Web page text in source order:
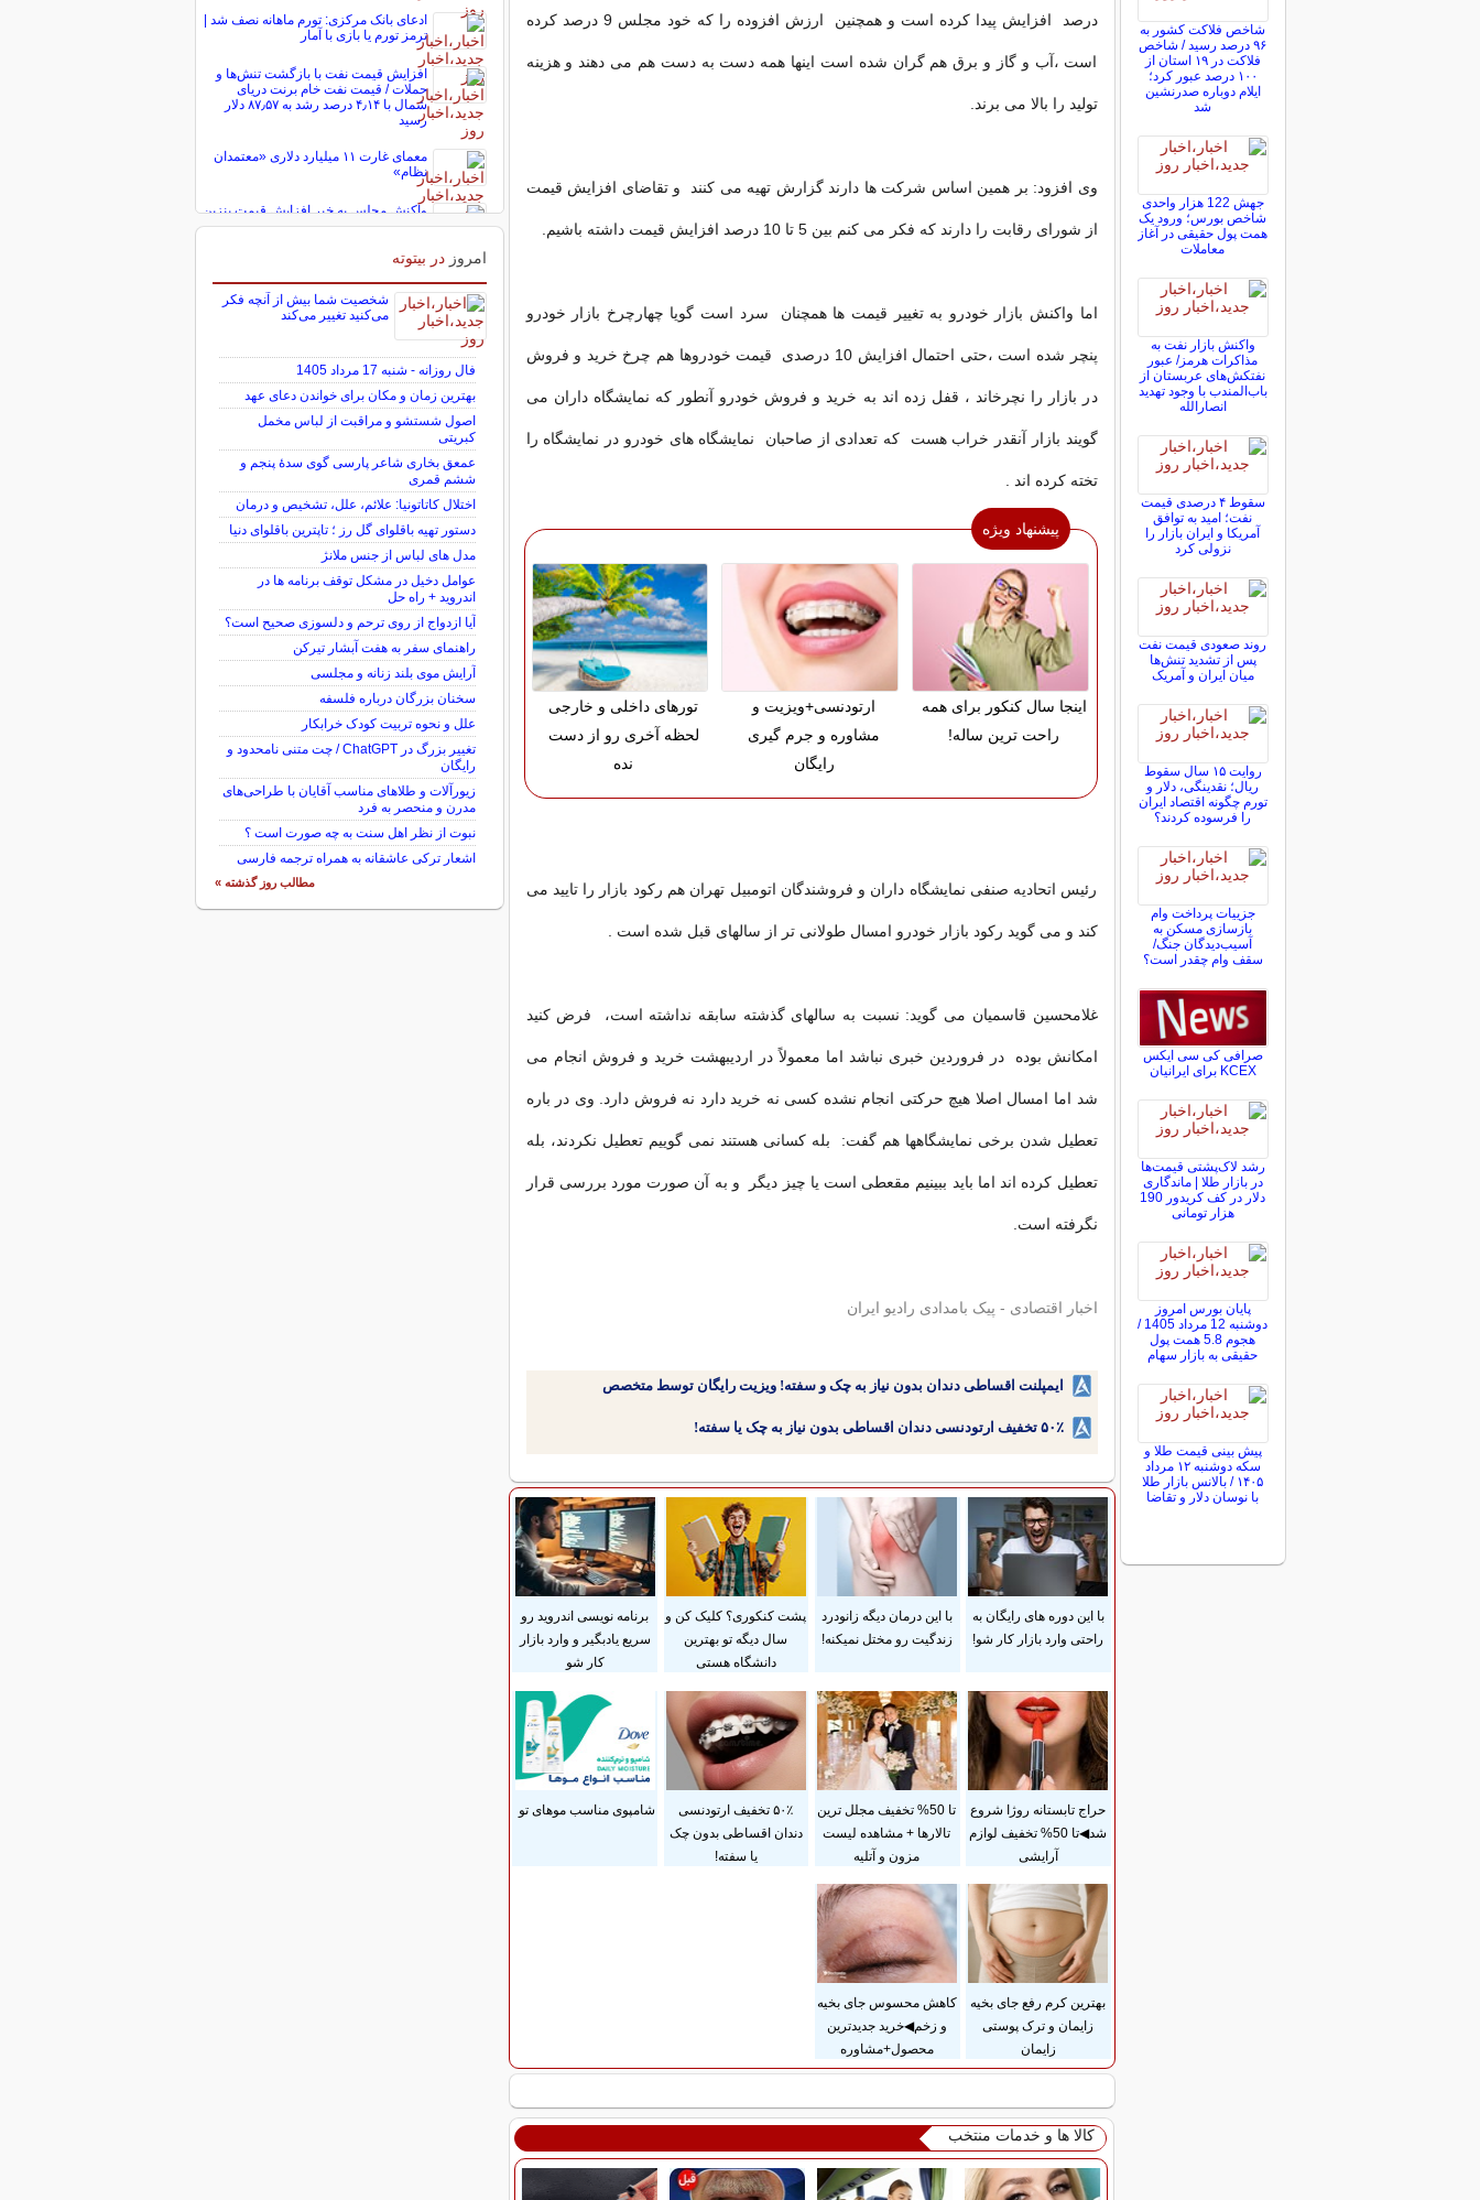
درصد افزایش پیدا کرده است و همچنین ارزش افزوده را که خود مجلس 9 درصد کرده
است ،آب و گاز و برق هم گران شده است اینها همه دست به دست هم می دهند و هزینه
تولید را بالا می برند.
وی افزود: بر همین اساس شرکت ها دارند گزارش تهیه می کنند و تقاضای افزایش قیمت
از شورای رقابت را دارند که فکر می کنم بین 5 تا 10 درصد افزایش قیمت داشته باشیم.
اما واکنش بازار خودرو به تغییر قیمت ها همچنان سرد است گویا چهارچرخ بازار خودرو
پنچر شده است ،‌حتی احتمال افزایش 10 درصدی قیمت خودروها هم چرخ خرید و فروش
در بازار را نچرخاند ، قفل زده اند به خرید و فروش خودرو آنطور که نمایشگاه داران می
گویند بازار آنقدر خراب هست که تعدادی از صاحبان نمایشگاه های خودرو در نمایشگاه را
تخته کرده اند .
پیشنهاد ویژه
اینجا سال کنکور برای همه
راحت ترین ساله!
ارتودنسی+ویزیت و
مشاوره و جرم گیری
رایگان
تورهای داخلی و خارجی
لحظه آخری رو از دست
نده
رئیس اتحادیه صنفی نمایشگاه داران و فروشندگان اتومبیل تهران هم رکود بازار را تایید می
کند و می گوید رکود بازار خودرو امسال طولانی تر از سالهای قبل شده است .
غلامحسین قاسمیان می گوید: نسبت به سالهای گذشته سابقه نداشته است، فرض کنید
امکانش بوده در فروردین خبری نباشد اما معمولاً در اردیبهشت خرید و فروش انجام می
شد اما امسال اصلا هیچ حرکتی انجام نشده کسی نه خرید دارد نه فروش دارد. وی در باره
تعطیل شدن برخی نمایشگاهها هم گفت: بله کسانی هستند نمی گوییم تعطیل نکردند، بله
تعطیل کرده اند اما باید ببینیم مقعطی است یا چیز دیگر و به آن صورت مورد بررسی قرار
نگرفته است.
اخبار اقتصادی - پیک بامدادی رادیو ایران
ایمپلنت اقساطی دندان بدون نیاز به چک و سفته! ویزیت رایگان توسط متخصص
۵۰٪ تخفیف ارتودنسی دندان اقساطی بدون نیاز به چک یا سفته!
با این دوره های رایگان به
راحتی وارد بازار کار شو!
با این درمان دیگه زانودرد
زندگیت رو مختل نمیکنه!
پشت کنکوری؟ کلیک کن و
سال دیگه تو بهترین
دانشگاه هستی
برنامه نویسی اندروید رو
سریع یادبگیر و وارد بازار
کار شو
حراج تابستانه روژا شروع
شد◀تا 50% تخفیف لوازم
آرایشی
تا 50% تخفیف مجلل ترین
تالارها + مشاهده لیست
مزون و آتلیه
۵۰٪ تخفیف ارتودنسی
دندان اقساطی بدون چک
یا سفته!
شامپوی مناسب موهای تو
بهترین کرم رفع جای بخیه
زایمان و ترک پوستی
زایمان
کاهش محسوس جای بخیه
و زخم◀خرید جدیدترین
محصول+مشاوره
کالا ها و خدمات منتخب
شاخص فلاکت کشور به
۹۶ درصد رسید / شاخص
فلاکت در ۱۹ استان از
۱۰۰ درصد عبور کرد؛
ایلام دوباره صدرنشین
شد
جهش 122 هزار واحدی
شاخص بورس؛ ورود یک
همت پول حقیقی در آغاز
معاملات
واکنش بازار نفت به
مذاکرات هرمز/ عبور
نفتکش‌های عربستان از
باب‌المندب با وجود تهدید
انصارالله
سقوط ۴ درصدی قیمت
نفت؛ امید به توافق
آمریکا و ایران بازار را
نزولی کرد
روند صعودی قیمت نفت
پس از تشدید تنش‌ها
میان ایران و آمریک
روایت ۱۵ سال سقوط
ریال؛ نقدینگی، دلار و
تورم چگونه اقتصاد ایران
را فرسوده کردند؟
جزییات پرداخت وام
بازسازی مسکن به
آسیب‌دیدگان جنگ/
سقف وام چقدر است؟
صرافی کی سی ایکس
KCEX برای ایرانیان
رشد لاک‌پشتی قیمت‌ها
در بازار طلا | ماندگاری
دلار در کف کریدور 190
هزار تومانی
پایان بورس امروز
دوشنبه 12 مرداد 1405 /
هجوم 5.8 همت پول
حقیقی به بازار سهام
پیش ‌بینی قیمت طلا و
سکه دوشنبه ۱۲ مرداد
۱۴۰۵ / بالانس بازار طلا
با نوسان دلار و تقاضا
ادعای بانک مرکزی: تورم ماهانه نصف شد |
ترمز تورم یا بازی با آمار
افزایش قیمت نفت با بازگشت تنش‌ها و
حملات / قیمت نفت خام برنت دریای
شمال با ۴٫۱۴ درصد رشد به ۸۷٫۵۷ دلار
رسید
معمای غارت ۱۱ میلیارد دلاری «معتمدان
نظام»
واکنش مجلس به خبر افزایش قیمت بنزین
امروز در بیتوته
شخصیت شما بیش از آنچه فکر
می‌کنید تغییر می‌کند
فال روزانه - شنبه 17 مرداد 1405
بهترین زمان و مکان برای خواندن دعای عهد
اصول شستشو و مراقبت از لباس مخمل
کبریتی
عمعق بخاری شاعر پارسی گوی سدهٔ پنجم و
ششم قمری
اختلال کاتاتونیا: علائم، علل، تشخیص و درمان
دستور تهیه باقلوای گل رز ؛ تاپترین باقلوای دنیا
مدل های لباس از جنس ملانژ
عوامل دخیل در مشکل توقف برنامه ها در
اندروید + راه حل
آیا ازدواج از روی ترحم و دلسوزی صحیح است؟
راهنمای سفر به هفت آبشار تیرکن
آرایش موی بلند زنانه و مجلسی
سخنان بزرگان درباره فلسفه
علل و نحوه تربیت کودک خرابکار
تغییر بزرگ در ChatGPT / چت متنی نامحدود و
رایگان
زیورآلات و طلاهای مناسب آقایان با طراحی‌های
مدرن و منحصر به فرد
نبوت از نظر اهل سنت به چه صورت است ؟
اشعار ترکی عاشقانه به همراه ترجمه فارسی
مطالب روز گذشته »